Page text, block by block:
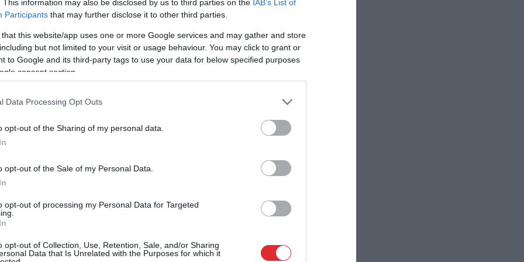
This information may also be disclosed by us to third parties on the IAB’s List of
Participants that may further disclose it to other third parties.
that this website/app uses one or more Google services and may gather and store
but not limited to your visit or usage behaviour. You may click to grant or
to Google and its third-party tags to use your data for below specified purposes
consent section.
Data Processing Opt Outs
opt-out of the Sharing of my personal data.
opt-out of the Sale of my Personal Data.
opt-out of processing my Personal Data for Targeted
opt-out of Collection, Use, Retention, Sale, and/or Sharing
Data that Is Unrelated with the Purposes for which it
pašvaldība rosina LFF izvērtēt vēl vienu vietu
izšķirošo kārtu “Riga” uzņems Ungārijas
pie “Arsenal” līdzinieces Čehijā